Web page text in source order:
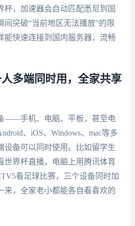
杯，加速器会自动匹配悉尼到国
间突破“当前地区无法播放”的限
能快速连接到国内服务器，流畅
多端同时用，全家共享
——手机、电脑、平板，甚至电
、iOS、Windows、mac等多
设备可以同时使用。比如留学生
世界杯直播，电脑上用腾讯体育
看足球比赛，三个设备同时加
来，全家老小都能各自看喜欢的